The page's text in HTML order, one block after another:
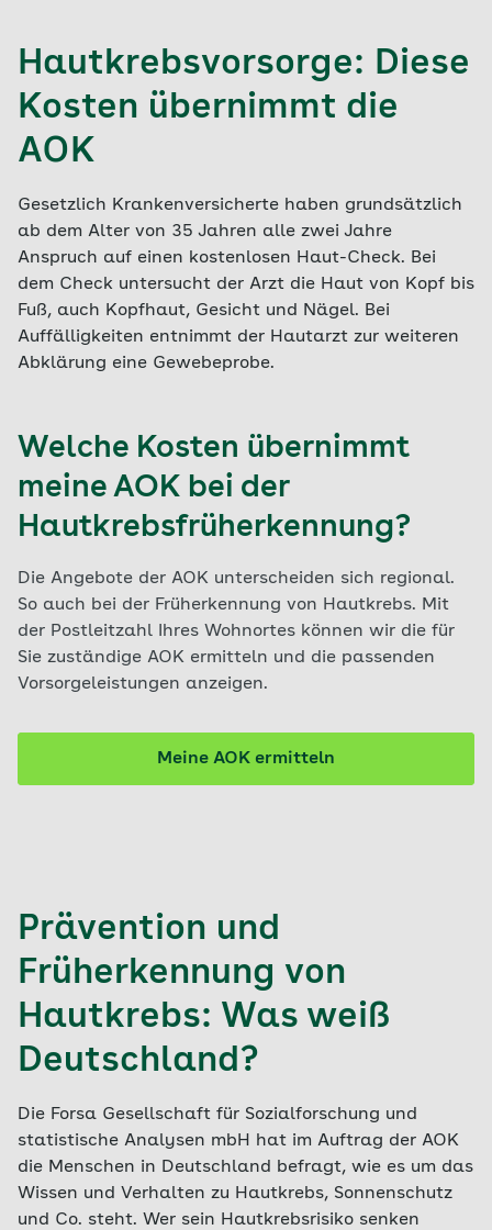
Gleiche: Ihr Arzt entnimmt eine Probe Ihrer Haut.
Sollte der Arzt eine Laboruntersuchung Ihrer
Haut empfehlen, wird bei einem Folgetermin
dieser Probe kann das Gewebe mikroskopisch
Hautkrebsverdacht somit ausgeschlossen.
Bestätigt sich der Verdacht jedoch, ergeben sich
durch die frühe Diagnose bessere
Behandlungsmöglichkeiten. Ihr Arzt wird Sie
dazu eingehend aufklären.
Hautkrebsvorsorge: Diese
Kosten übernimmt die
AOK
Gesetzlich Krankenversicherte haben grundsätzlich
ab dem Alter von 35 Jahren alle zwei Jahre
Anspruch auf einen kostenlosen Haut-Check. Bei
dem Check untersucht der Arzt die Haut von Kopf bis
Fuß, auch Kopfhaut, Gesicht und Nägel. Bei
Auffälligkeiten entnimmt der Hautarzt zur weiteren
Abklärung eine Gewebeprobe.
Welche Kosten übernimmt
meine AOK bei der
Hautkrebsfrüherkennung?
Die Angebote der AOK unterscheiden sich regional.
So auch bei der Früherkennung von Hautkrebs. Mit
der Postleitzahl Ihres Wohnortes können wir die für
Sie zuständige AOK ermitteln und die passenden
Vorsorgeleistungen anzeigen.
Meine AOK ermitteln
Prävention und
Früherkennung von
Hautkrebs: Was weiß
Deutschland?
Die Forsa Gesellschaft für Sozialforschung und
statistische Analysen mbH hat im Auftrag der AOK
die Menschen in Deutschland befragt, wie es um das
Wissen und Verhalten zu Hautkrebs, Sonnenschutz
und Co. steht. Wer sein Hautkrebsrisiko senken